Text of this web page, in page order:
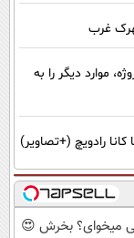
غرب
موارد دیگر را به
رادویچ (+تصاویر)
میخوای؟ بخرش 😍